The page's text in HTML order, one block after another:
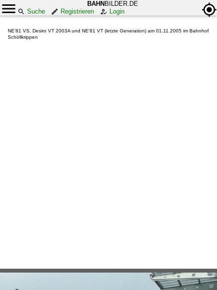
BAHN BILDER.DE
Suche
Registrieren Login
NE'81 VS, Desiro VT 2003A und NE'81 VT (letzte Generation) am 01.11.2005 im Bahnhof
Schöllkrippen